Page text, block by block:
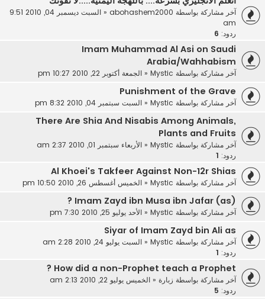
آخر مشاركة بواسطة abohashem2000
«
السبت ديسمبر 04, 2010 9:51
am
ردود: 6
Imam Muhammad Al Asi on Saudi
Arabia/Wahhabism
آخر مشاركة بواسطة Mystic
« الجمعة أكتوبر 22, 2010 10:27 pm
Punishment of the Grave
آخر مشاركة بواسطة Mystic
« السبت سبتمبر 04, 2010 8:32 pm
There Are Shia And Nisabis Among Animals,
Plants and Fruits
آخر مشاركة بواسطة Mystic
« الأربعاء سبتمبر 01, 2010 2:37 am
ردود:
Al Khoei's Takfeer Against Non-12r Shias
آخر مشاركة بواسطة Mystic
« الخميس أغسطس 26, 2010 10:50 pm
Imam Zayd ibn Musa ibn Jafar (as) ?
آخر مشاركة بواسطة Mystic
« الأحد يوليو 25, 2010 7:30 pm
Siyar of Imam Zayd bin Ali as
آخر مشاركة بواسطة Mystic
« السبت يوليو 24, 2010 2:28 am
ردود:
How did a non-Prophet teach a Prophet ?
آخر مشاركة بواسطة زبارة« الخميس يوليو 22, 2010 2:13 am
ردود: 5